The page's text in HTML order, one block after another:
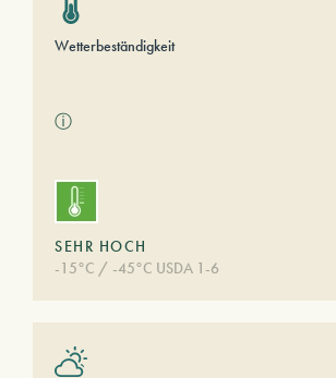
Wetterbeständigkeit
ⓘ
SEHR HOCH
-15°C / -45°C USDA 1-6